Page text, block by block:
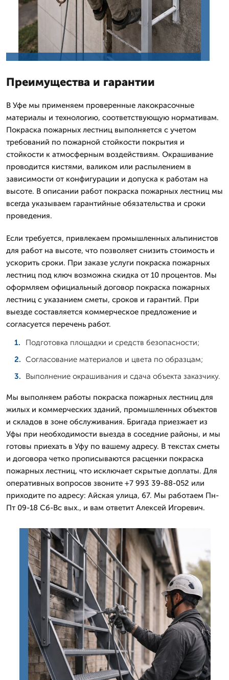
Преимущества и гарантии
В Уфе мы применяем проверенные лакокрасочные
материалы и технологию, соответствующую нормативам.
Покраска пожарных лестниц выполняется с учетом
требований по пожарной стойкости покрытия и
стойкости к атмосферным воздействиям. Окрашивание
проводится кистями, валиком или распылением в
зависимости от конфигурации и допуска к работам на
высоте. В описании работ покраска пожарных лестниц мы
всегда указываем гарантийные обязательства и сроки
проведения.
Если требуется, привлекаем промышленных альпинистов
для работ на высоте, что позволяет снизить стоимость и
ускорить сроки. При заказе услуги покраска пожарных
лестниц под ключ возможна скидка от 10 процентов. Мы
оформляем официальный договор покраска пожарных
лестниц с указанием сметы, сроков и гарантий. При
выезде составляется коммерческое предложение и
согласуется перечень работ.
Подготовка площадки и средств безопасности;
Согласование материалов и цвета по образцам;
Выполнение окрашивания и сдача объекта заказчику.
Мы выполняем работы покраска пожарных лестниц для
жилых и коммерческих зданий, промышленных объектов
и складов в зоне обслуживания. Бригада приезжает из
Уфы при необходимости выезда в соседние районы, и мы
готовы приехать в Уфу по вашему адресу. В текстах сметы
и договора четко прописываются расценки покраска
пожарных лестниц, что исключает скрытые доплаты. Для
оперативных вопросов звоните +7 993 39-88-052 или
приходите по адресу: Айская улица, 67. Мы работаем Пн-
Пт 09-18 Сб-Вс вых., и вам ответит Алексей Игоревич.